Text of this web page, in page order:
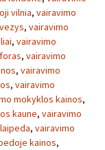
vilnia, vairavimo
, vairavimo
, vairavimo
, vairavimo
, vairavimo
, vairavimo
mokyklos kainos,
kaune, vairavimo
, vairavimo
kainos,